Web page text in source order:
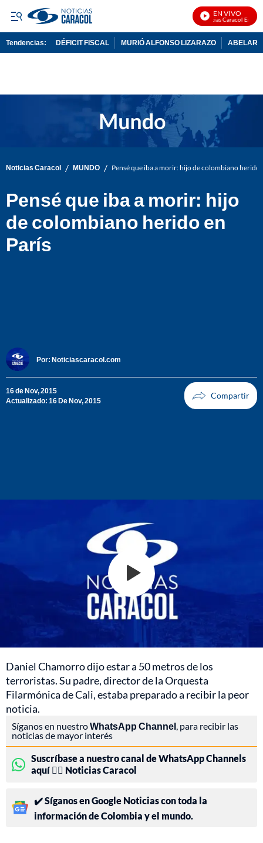
EN VIVO
Noticias Caracol En Vivo
Tendencias: DÉFICIT FISCAL MURIÓ ALFONSO LIZARAZO
Noticias Caracol / MUNDO / Pensé que iba a morir: hijo de colombiano herido
Pensé que iba a morir: hijo
de colombiano herido en
París
Por: Noticiascaracol.com
16 de Nov, 2015
Actualizado: 16 De Nov, 2015
Daniel Chamorro dijo estar a 50 metros de los
terroristas. Su padre, director de la Orquesta
Filarmónica de Cali, estaba preparado a recibir la peor
noticia.
Síganos en nuestroWhatsApp Channel , para recibir las
noticias de mayor interés
Suscríbase a nuestro canal de WhatsApp Channels
aquí 👉🏻 Noticias Caracol
✔️ Síganos en Google Noticias con toda la
información de Colombia y el mundo.